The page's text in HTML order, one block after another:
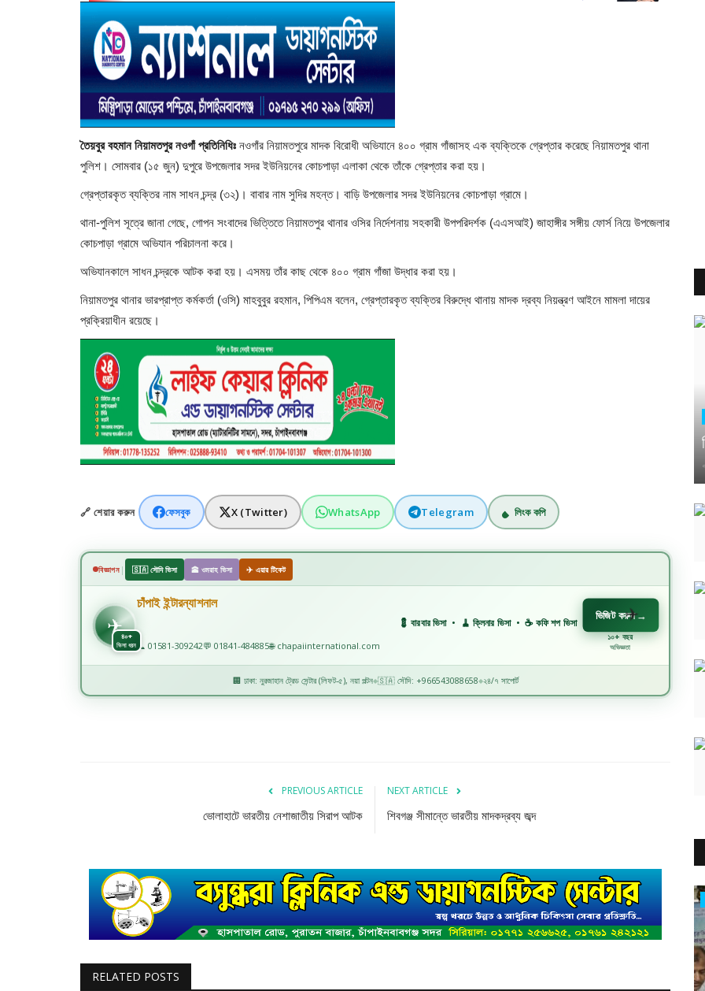
তৈয়বুর বহমান নিয়ামতপুর নওগাঁ প্রতিনিধিঃ নওগাঁর নিয়ামতপুরে মাদক বিরোধী অভিযানে ৪০০ গ্রাম গাঁজাসহ এক ব্যক্তিকে গ্রেপ্তার করেছে নিয়ামতপুর থানা
পুলিশ। সোমবার (১৫ জুন) দুপুরে উপজেলার সদর ইউনিয়নের কোচপাড়া এলাকা থেকে তাঁকে গ্রেপ্তার করা হয়।
গ্রেপ্তারকৃত ব্যক্তির নাম সাধন চন্দ্র (৩২)। বাবার নাম সুদির মহন্ত। বাড়ি উপজেলার সদর ইউনিয়নের কোচপাড়া গ্রামে।
থানা-পুলিশ সূত্রে জানা গেছে, গোপন সংবাদের ভিত্তিতে নিয়ামতপুর থানার ওসির নির্দেশনায় সহকারী উপপরিদর্শক (এএসআই) জাহাঙ্গীর সঙ্গীয় ফোর্স নিয়ে উপজেলার
কোচপাড়া গ্রামে অভিযান পরিচালনা করে।
অভিযানকালে সাধন চন্দ্রকে আটক করা হয়। এসময় তাঁর কাছ থেকে ৪০০ গ্রাম গাঁজা উদ্ধার করা হয়।
নিয়ামতপুর থানার ভারপ্রাপ্ত কর্মকর্তা (ওসি) মাহবুবুর রহমান, পিপিএম বলেন, গ্রেপ্তারকৃত ব্যক্তির বিরুদ্ধে থানায় মাদক দ্রব্য নিয়ন্ত্রণ আইনে মামলা দায়ের
প্রক্রিয়াধীন রয়েছে।
🔗 শেয়ার করুন ফেসবুক X (Twitter) WhatsApp Telegram লিংক কপি
বিজ্ঞাপন | 🇸🇦 সৌদি ভিসা 🕋 ওমরাহ ভিসা ✈️ এয়ার টিকেট
✈৪০+
ভিসা ধরন
চাঁপাই ইন্টারন্যাশনাল
💈 বারবার ভিসা • 🧹 ক্লিনার ভিসা • ☕ কফি শপ ভিসা • 🏗️ কনস্ট্রাকশন ভিসা • 🏭 ফ্যাক্টরি
📞 01581-309242💬 01841-484885🌐 chapaiinternational.com
ভিজিট করুন→
১০+ বছর
অভিজ্ঞতা
🏢 ঢাকা: নুরজাহান ট্রেড সেন্টার (লিফট-৫), নয়া পল্টন◆🇸🇦 সৌদি: +966543088658◆২৪/৭ সাপোর্ট
✈️
PREVIOUS ARTICLE
ভোলাহাটে ভারতীয় নেশাজাতীয় সিরাপ আটক
NEXT ARTICLE
শিবগঞ্জ সীমান্তে ভারতীয় মাদকদ্রব্য জব্দ
RELATED POSTS
চট্টগ্রাম নাচোল